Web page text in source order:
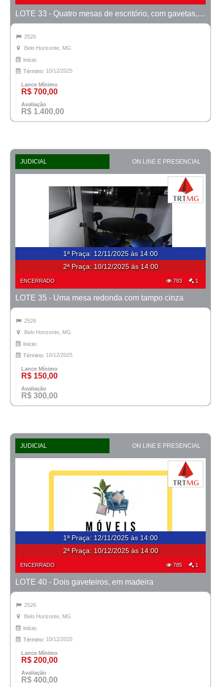
LOTE 33 - Quatro mesas de escritório, com gavetas, na cor azul
2526
Belo Horizonte, MG
Início:
Término: 10/12/2025
Lance Mínimo
R$ 700,00
Avaliação
R$ 1.400,00
JUDICIAL ON LINE E PRESENCIAL
1ª Praça: 12/11/2025 às 14:00
2ª Praça: 10/12/2025 às 14:00
ENCERRADO 783 1
LOTE 35 - Uma mesa redonda com tampo cinza
2526
Belo Horizonte, MG
Início:
Término: 10/12/2025
Lance Mínimo
R$ 150,00
Avaliação
R$ 300,00
JUDICIAL ON LINE E PRESENCIAL
1ª Praça: 12/11/2025 às 14:00
2ª Praça: 10/12/2025 às 14:00
ENCERRADO 785 1
LOTE 40 - Dois gaveteiros, em madeira
2526
Belo Horizonte, MG
Início:
Término: 10/12/2025
Lance Mínimo
R$ 200,00
Avaliação
R$ 400,00